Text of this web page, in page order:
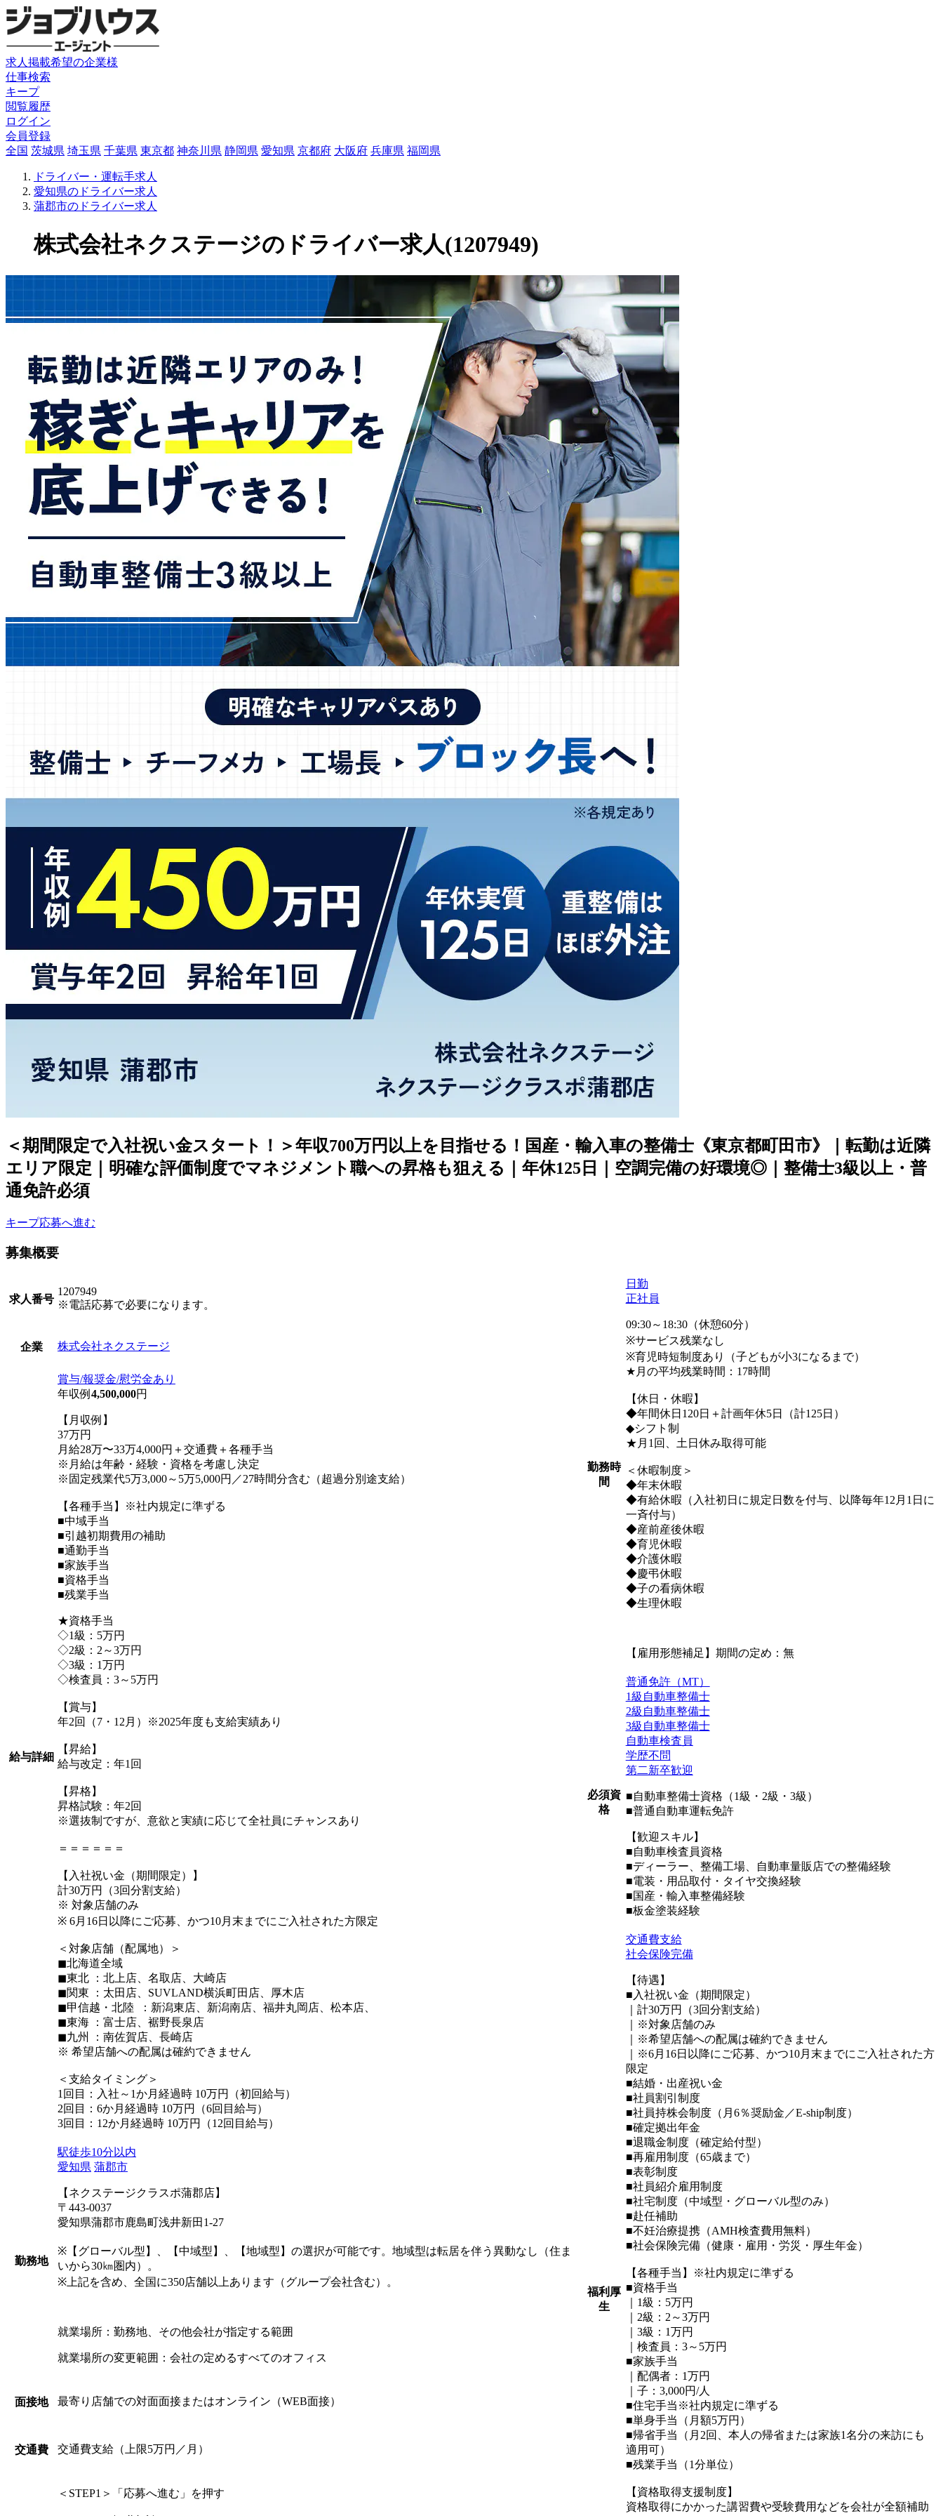
求人掲載希望の企業様
仕事検索
キープ
閲覧履歴
ログイン
会員登録
全国 茨城県 埼玉県 千葉県 東京都 神奈川県 静岡県 愛知県 京都府 大阪府 兵庫県 福岡県
ドライバー・運転手求人
愛知県のドライバー求人
蒲郡市のドライバー求人
株式会社ネクステージのドライバー求人(1207949)
＜期間限定で入社祝い金スタート！＞年収700万円以上を目指せる！国産・輸入車の整備士《東京都町田市》｜転勤は近隣
エリア限定｜明確な評価制度でマネジメント職への昇格も狙える｜年休125日｜空調完備の好環境◎｜整備士3級以上・普
通免許必須
キープ応募へ進む
募集概要
求人番号
1207949
※電話応募で必要になります。
企業 株式会社ネクステージ
給与詳細
賞与/報奨金/慰労金あり
年収例 4,500,000円
【月収例】
37万円
月給28万〜33万4,000円＋交通費＋各種手当
※月給は年齢・経験・資格を考慮し決定
※固定残業代5万3,000～5万5,000円／27時間分含む（超過分別途支給）
【各種手当】※社内規定に準ずる
■中域手当
■引越初期費用の補助
■通勤手当
■家族手当
■資格手当
■残業手当
★資格手当
◇1級：5万円
◇2級：2～3万円
◇3級：1万円
◇検査員：3～5万円
【賞与】
年2回（7・12月）※2025年度も支給実績あり
【昇給】
給与改定：年1回
【昇格】
昇格試験：年2回
※選抜制ですが、意欲と実績に応じて全社員にチャンスあり
＝＝＝＝＝＝
【入社祝い金（期間限定）】
計30万円（3回分割支給）
※ 対象店舗のみ
※ 6月16日以降にご応募、かつ10月末までにご入社された方限定
＜対象店舗（配属地）＞
◼︎北海道全域
◼︎東北 ：北上店、名取店、大崎店
◼︎関東 ：太田店、SUVLAND横浜町田店、厚木店
◼︎甲信越・北陸 ：新潟東店、新潟南店、福井丸岡店、松本店、
◼︎東海 ：富士店、裾野長泉店
◼︎九州 ：南佐賀店、長崎店
※ 希望店舗への配属は確約できません
＜支給タイミング＞
1回目：入社～1か月経過時 10万円（初回給与）
2回目：6か月経過時 10万円（6回目給与）
3回目：12か月経過時 10万円（12回目給与）
勤務地
駅徒歩10分以内
愛知県 蒲郡市
【ネクステージクラスポ蒲郡店】
〒443-0037
愛知県蒲郡市鹿島町浅井新田1-27
※【グローバル型】、【中域型】、【地域型】の選択が可能です。地域型は転居を伴う異動なし（住ま
いから30㎞圏内）。
※上記を含め、全国に350店舗以上あります（グループ会社含む）。
就業場所：勤務地、その他会社が指定する範囲
就業場所の変更範囲：会社の定めるすべてのオフィス
面接地 最寄り店舗での対面面接またはオンライン（WEB面接）
交通費 交通費支給（上限5万円／月）
＜STEP1＞「応募へ進む」を押す
勤務時
間
日勤
正社員
09:30～18:30（休憩60分）
※サービス残業なし
※育児時短制度あり（子どもが小3になるまで）
★月の平均残業時間：17時間
【休日・休暇】
◆年間休日120日＋計画年休5日（計125日）
◆シフト制
★月1回、土日休み取得可能
＜休暇制度＞
◆年末休暇
◆有給休暇（入社初日に規定日数を付与、以降毎年12月1日に
一斉付与）
◆産前産後休暇
◆育児休暇
◆介護休暇
◆慶弔休暇
◆子の看病休暇
◆生理休暇
【雇用形態補足】期間の定め：無
必須資
格
普通免許（MT）
1級自動車整備士
2級自動車整備士
3級自動車整備士
自動車検査員
学歴不問
第二新卒歓迎
■自動車整備士資格（1級・2級・3級）
■普通自動車運転免許
【歓迎スキル】
■自動車検査員資格
■ディーラー、整備工場、自動車量販店での整備経験
■電装・用品取付・タイヤ交換経験
■国産・輸入車整備経験
■板金塗装経験
福利厚
生
交通費支給
社会保険完備
【待遇】
■入社祝い金（期間限定）
｜計30万円（3回分割支給）
｜※対象店舗のみ
｜※希望店舗への配属は確約できません
｜※6月16日以降にご応募、かつ10月末までにご入社された方
限定
■結婚・出産祝い金
■社員割引制度
■社員持株会制度（月6％奨励金／E-ship制度）
■確定拠出年金
■退職金制度（確定給付型）
■再雇用制度（65歳まで）
■表彰制度
■社員紹介雇用制度
■社宅制度（中域型・グローバル型のみ）
■赴任補助
■不妊治療提携（AMH検査費用無料）
■社会保険完備（健康・雇用・労災・厚生年金）
【各種手当】※社内規定に準ずる
■資格手当
｜1級：5万円
｜2級：2～3万円
｜3級：1万円
｜検査員：3～5万円
■家族手当
｜配偶者：1万円
｜子：3,000円/人
■住宅手当※社内規定に準ずる
■単身手当（月額5万円）
■帰省手当（月2回、本人の帰省または家族1名分の来訪にも
適用可）
■残業手当（1分単位）
【資格取得支援制度】
資格取得にかかった講習費や受験費用などを会社が全額補助